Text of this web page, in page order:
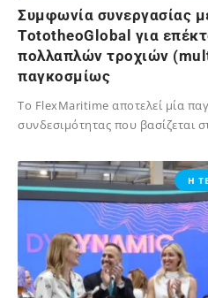
Συμφωνία συνεργασίας
TototheoGlobal για
πολλαπλών τροχιών
παγκοσμίως
Το FlexMaritime αποτελεί μία
συνδεσιμότητας που βασίζεται
Η